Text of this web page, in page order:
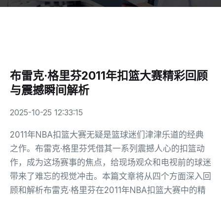
布雷克·格里芬2011年扣篮大赛精彩回顾
与震撼瞬间解析
2025-10-25 12:33:15
2011年NBA扣篮大赛无疑是篮球迷们津津乐道的经典
之作。布雷克·格里芬凭借其一系列震撼人心的扣篮动
作，成为这场赛事的焦点，给现场观众和电视前的球迷
带来了难忘的视觉冲击。本篇文章将从四个方面深入回
顾和解析布雷克·格里芬在2011年NBA扣篮大赛中的精